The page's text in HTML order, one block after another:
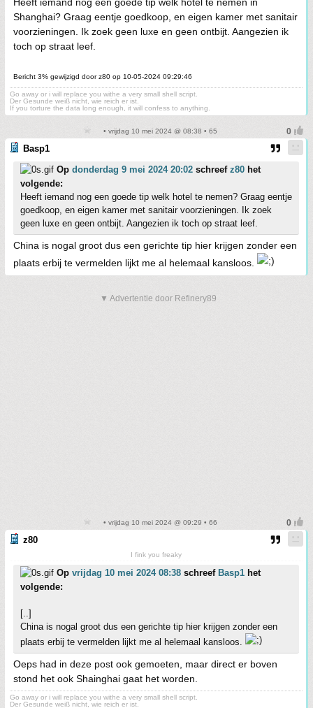
Shanghai? Graag eentje goedkoop, en eigen kamer met sanitair
voorzieningen. Ik zoek geen luxe en geen ontbijt. Aangezien ik
toch op straat leef.
Bericht 3% gewijzigd door z80 op 10-05-2024 09:29:46
Go away or i will replace you withe a very small shell script.
Der Gesunde weiß nicht, wie reich er ist.
If you torture the data long enough, it will confess to anything.
• vrijdag 10 mei 2024 @ 08:38 • 65
Basp1
Op donderdag 9 mei 2024 20:02 schreef z80 het
volgende:
Heeft iemand nog een goede tip welk hotel te nemen? Graag eentje
goedkoop, en eigen kamer met sanitair voorzieningen. Ik zoek
geen luxe en geen ontbijt. Aangezien ik toch op straat leef.
China is nogal groot dus een gerichte tip hier krijgen zonder een
plaats erbij te vermelden lijkt me al helemaal kansloos.
▼ Advertentie door Refinery89
• vrijdag 10 mei 2024 @ 09:29 • 66
z80
I fink you freaky
Op vrijdag 10 mei 2024 08:38 schreef Basp1 het
volgende:
[..]
China is nogal groot dus een gerichte tip hier krijgen zonder een
plaats erbij te vermelden lijkt me al helemaal kansloos.
Oeps had in deze post ook gemoeten, maar direct er boven
stond het ook Shainghai gaat het worden.
Go away or i will replace you withe a very small shell script.
Der Gesunde weiß nicht, wie reich er ist.